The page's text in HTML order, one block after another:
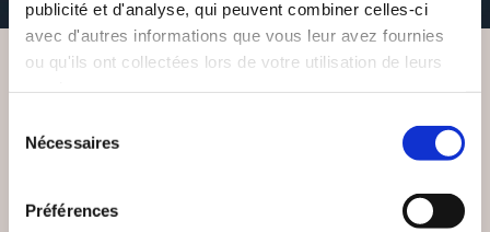
publicité et d'analyse, qui peuvent combiner celles-ci
avec d'autres informations que vous leur avez fournies
ou qu'ils ont collectées lors de votre utilisation de leurs
Nécessaires
Préférences